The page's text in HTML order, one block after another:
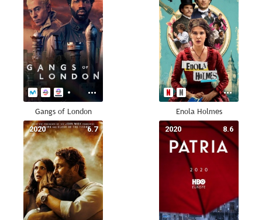
Gangs of London Enola Holmes
6.7
2020 8.6
2020